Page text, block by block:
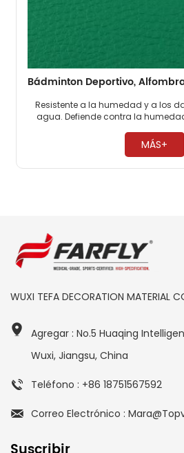
Resistente a la humedad y a los
agua. Defiende contra la
MÁS+
WUXI TEFA DECORATION MATERIAL
Agregar : No.5 Huaqing
Wuxi, Jiangsu, China
Teléfono : +86 18751567592
Correo Electrónico :